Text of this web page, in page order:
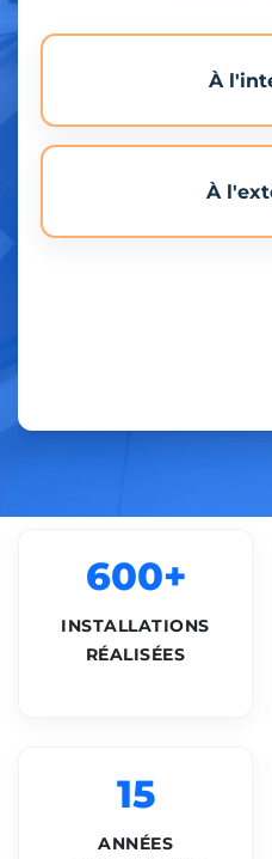
À
À
600+
INSTALLATIONS
RÉALISÉES
15
ANNÉES